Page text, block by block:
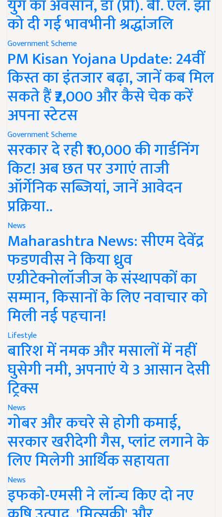
युग का अवसान, डॉ (प्रो). बी. एल. झा
को दी गई भावभीनी श्रद्धांजलि
Government Scheme
PM Kisan Yojana Update: 24वीं
किस्त का इंतजार बढ़ा, जानें कब मिल
सकते हैं ₹2,000 और कैसे चेक करें
अपना स्टेटस
Government Scheme
सरकार दे रही ₹10,000 की गार्डनिंग
किट! अब छत पर उगाएं ताजी
ऑर्गेनिक सब्जियां, जानें आवेदन
प्रक्रिया..
News
Maharashtra News: सीएम देवेंद्र
फडणवीस ने किया ध्रुव
एग्रीटेक्नोलॉजीज के संस्थापकों का
सम्मान, किसानों के लिए नवाचार को
मिली नई पहचान!
Lifestyle
बारिश में नमक और मसालों में नहीं
घुसेगी नमी, अपनाएं ये 3 आसान देसी
ट्रिक्स
News
गोबर और कचरे से होगी कमाई,
सरकार खरीदेगी गैस, प्लांट लगाने के
लिए मिलेगी आर्थिक सहायता
News
इफको-एमसी ने लॉन्च किए दो नए